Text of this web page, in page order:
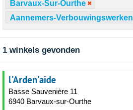
Barvaux-Sur-Ourthe
Aannemers-Verbouwingswerken
1 winkels gevonden
l'Arden'aide
Basse Sauvenière 11
6940 Barvaux-sur-Ourthe